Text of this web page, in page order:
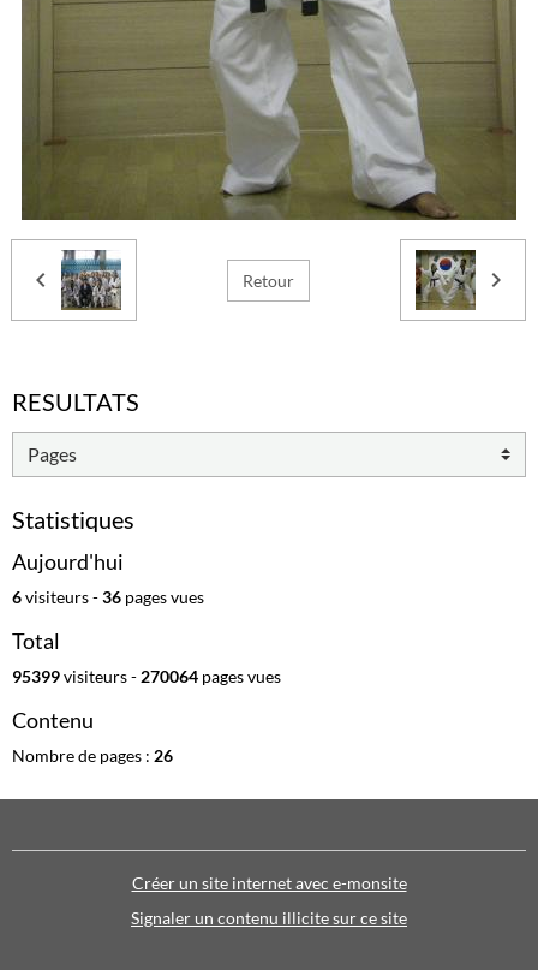
Retour
RESULTATS
Statistiques
Aujourd'hui
6visiteurs -36 pages vues
Total
95399visiteurs - 270064 pages vues
Contenu
Nombre de pages : 26
Créer un site internet avec e-monsite
Signaler un contenu illicite sur ce site